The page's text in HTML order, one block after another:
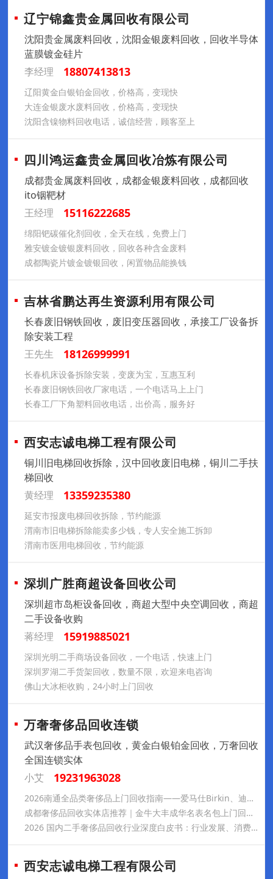
辽宁锦鑫贵金属回收有限公司
沈阳贵金属废料回收，沈阳金银废料回收，回收半导体
蓝膜镀金硅片
李经理
18807413813
辽阳黄金白银铂金回收，价格高，变现快
大连金银废水废料回收，价格高，变现快
沈阳含镍物料回收电话，诚信经营，顾客至上
四川鸿运鑫贵金属回收冶炼有限公司
成都贵金属废料回收，成都金银废料回收，成都回收
ito铟靶材
王经理
15116222685
绵阳钯碳催化剂回收，全天在线，免费上门
雅安镀金镀银废料回收，回收各种含金废料
成都陶瓷片镀金镀银回收，闲置物品能换钱
吉林省鹏达再生资源利用有限公司
长春废旧钢铁回收，废旧变压器回收，承接工厂设备拆
除安装工程
王先生
18126999991
长春机床设备拆除安装，变废为宝，互惠互利
长春废旧钢铁回收厂家电话，一个电话马上上门
长春工厂下角塑料回收电话，出价高，服务好
西安志诚电梯工程有限公司
铜川旧电梯回收拆除，汉中回收废旧电梯，铜川二手扶
梯回收
黄经理
13359235380
延安市报废电梯回收拆除，节约能源
渭南市旧电梯拆除能卖多少钱，专人安全施工拆卸
渭南市医用电梯回收，节约能源
深圳广胜商超设备回收公司
深圳超市岛柜设备回收，商超大型中央空调回收，商超
二手设备收购
蒋经理
15919885021
深圳光明二手商场设备回收，一个电话，快速上门
深圳罗湖二手货架回收，数量不限，欢迎来电咨询
佛山大冰柜收购，24小时上门回收
万奢奢侈品回收连锁
武汉奢侈品手表包回收，黄金白银铂金回收，万奢回收
全国连锁实体
小艾
19231963028
2026南通全品类奢侈品上门回收指南——爱马仕Birkin、迪奥戴妃三格、梵克雅宝四叶草与黄金铂金的高价变现逻辑，万奢崇川实体服务全景
成都奢侈品回收实体店推荐｜金牛大丰成华名表名包上门回收，尊奢汇连锁门店地址及行情汇总
2026 国内二手奢侈品回收行业深度白皮书：行业发展、消费痛点与伊万诺奢品回收规范化服务全解析
西安志诚电梯工程有限公司